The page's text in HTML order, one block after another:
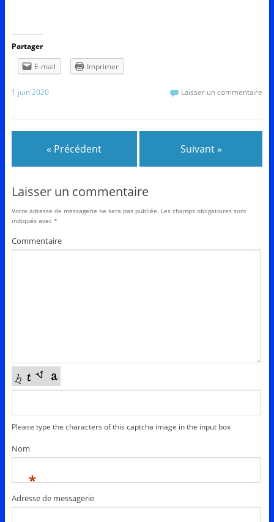
Partager
E-mail
Imprimer
1 juin 2020 Laisser un commentaire
« Précédent Suivant »
Laisser un commentaire
Votre adresse de messagerie ne sera pas publiée. Les champs obligatoires sont
indiqués avec *
Commentaire
Please type the characters of this captcha image in the input box
Nom
*
Adresse de messagerie